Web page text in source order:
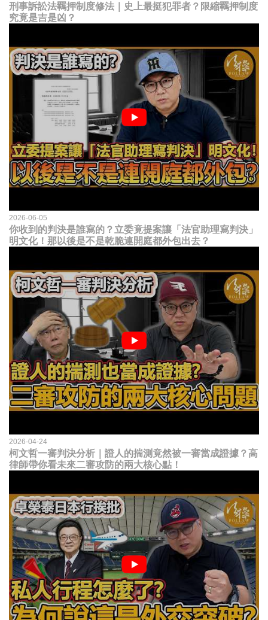
刑事訴訟法羈押制度修法｜史上最挺犯罪者？限縮羈押制度
究竟是吉是凶？
2026-06-05
你收到的判決是誰寫的？立委竟提案讓「法官助理寫判決」
明文化！那以後是不是乾脆連開庭都外包出去？
2026-04-24
柯文哲一審判決分析｜證人的揣測竟然被一審當成證據？高
律師帶你看未來二審攻防的兩大核心點！